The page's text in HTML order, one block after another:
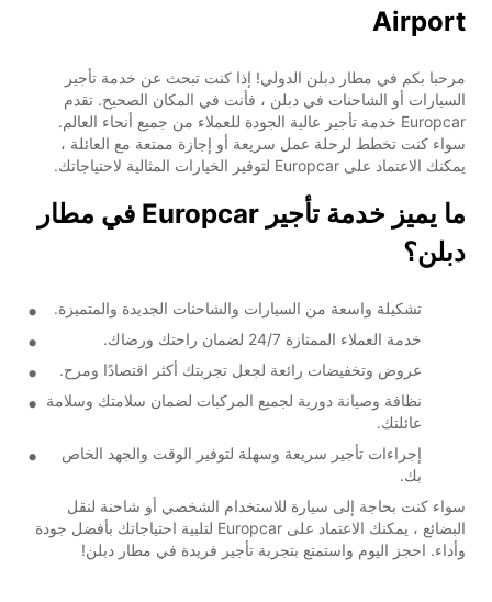
Airport
مرحبا بكم في مطار دبلن الدولي! إذا كنت تبحث عن خدمة تأجير
السيارات أو الشاحنات في دبلن ، فأنت في المكان الصحيح. تقدم
Europcar خدمة تأجير عالية الجودة للعملاء من جميع أنحاء العالم.
سواء كنت تخطط لرحلة عمل سريعة أو إجازة ممتعة مع العائلة ،
يمكنك الاعتماد على Europcar لتوفير الخيارات المثالية لاحتياجاتك.
ما يميز خدمة تأجير Europcar في مطار
دبلن؟
تشكيلة واسعة من السيارات والشاحنات الجديدة والمتميزة.
خدمة العملاء الممتازة 24/7 لضمان راحتك ورضاك.
عروض وتخفيضات رائعة لجعل تجربتك أكثر اقتصادًا ومرح.
نظافة وصيانة دورية لجميع المركبات لضمان سلامتك وسلامة
عائلتك.
إجراءات تأجير سريعة وسهلة لتوفير الوقت والجهد الخاص
بك.
سواء كنت بحاجة إلى سيارة للاستخدام الشخصي أو شاحنة لنقل
البضائع ، يمكنك الاعتماد على Europcar لتلبية احتياجاتك بأفضل جودة
وأداء. احجز اليوم واستمتع بتجربة تأجير فريدة في مطار دبلن!